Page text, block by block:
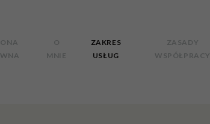
O
MNIE
ZAKRES
USŁUG
ZASADY
WSPÓŁPRACY